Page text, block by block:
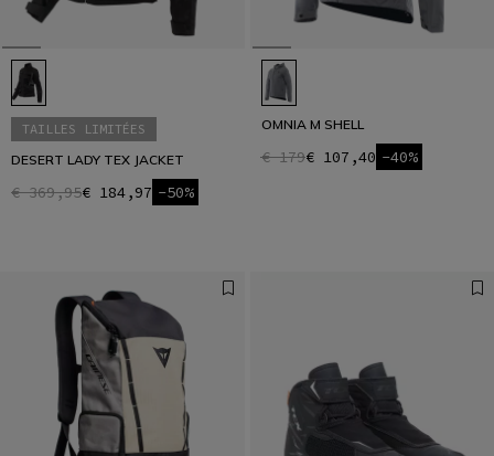
TAILLES LIMITÉES
DESERT LADY TEX JACKET
€ 369,95€ 184,97 -50%
OMNIA M SHELL
€ 179€ 107,40 -40%